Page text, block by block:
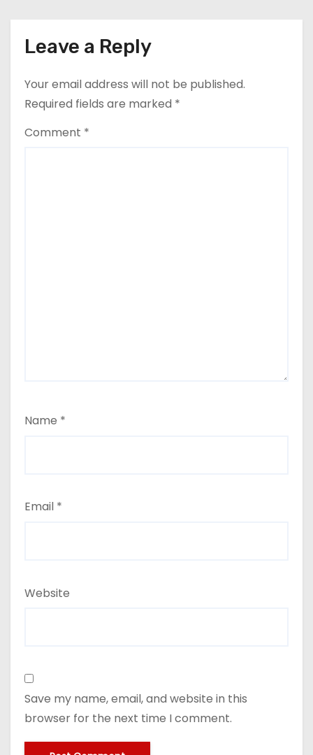
n
Leave a Reply
Your email address will not be published.
Required fields are marked *
Comment *
Name *
Email *
Website
Save my name, email, and website in this
browser for the next time I comment.